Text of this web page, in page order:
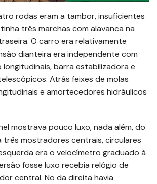
rodas eram a tambor, insuficientes
três marchas com alavanca na
O carro era relativamente
dianteira era independente com
barra estabilizadora e
Atrás feixes de molas
e amortecedores hidráulicos
mostrava pouco luxo, nada além, do
três mostradores centrais, circulares
era o velocímetro graduado à
fosse luxo recebia relógio de
central. No da direita havia